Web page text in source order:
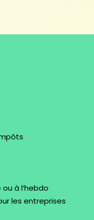
à l’hebdo
les entreprises